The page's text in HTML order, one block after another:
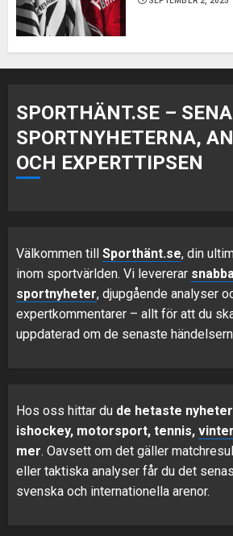
SPORTHÄNT.SE –
SPORTNYHETERNA,
OCH EXPERTTIPSEN
Välkommen till Sporthänt.se, din
inom sportvärlden. Vi levererar
sportnyheter, djupgående analyser
expertkommentarer – allt för att du
uppdaterad om de senaste
Hos oss hittar du de hetaste
ishockey, motorsport, tennis,
mer. Oavsett om det gäller
eller taktiska analyser får du det
svenska och internationella arenor.